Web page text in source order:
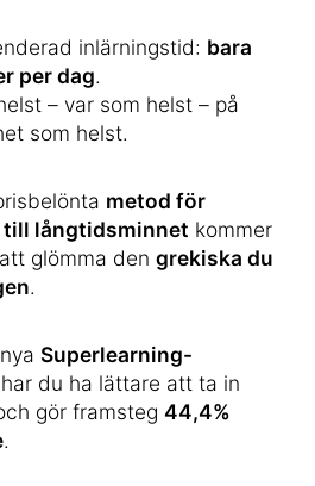
inlärningstid: bara
per dag.
– var som helst – på
som helst.
metod för
långtidsminnet kommer
glömma den grekiska du
.
Superlearning-
har du ha lättare att ta in
gör framsteg 44,4%
.